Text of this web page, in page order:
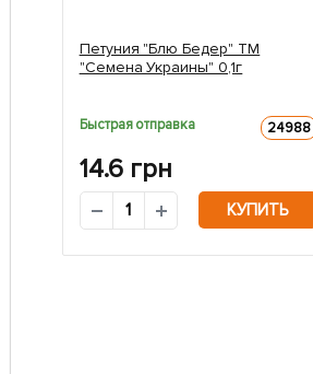
Петуния "Блю Бедер" ТМ
"Семена Украины" 0,1г
Быстрая отправка 24988
14.6грн
КУПИТЬ